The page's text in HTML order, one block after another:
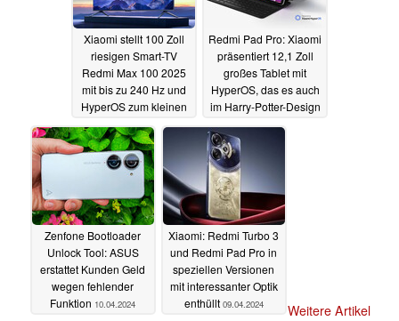
Xiaomi stellt 100 Zoll
riesigen Smart-TV
Redmi Max 100 2025
mit bis zu 240 Hz und
HyperOS zum kleinen
Preis vor11.04.2024
Redmi Pad Pro: Xiaomi
präsentiert 12,1 Zoll
großes Tablet mit
HyperOS, das es auch
im Harry-Potter-Design
gibt10.04.2024
Zenfone Bootloader
Unlock Tool: ASUS
erstattet Kunden Geld
wegen fehlender
Funktion 10.04.2024
Xiaomi: Redmi Turbo 3
und Redmi Pad Pro in
speziellen Versionen
mit interessanter Optik
enthüllt 09.04.2024
Weitere Artikel